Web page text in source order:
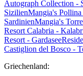
Autograph Collection -
SizilienMangia's
SardinienMangia's
Resort Calabria -
Resort - Gardasee
Castiglion del Bosco -
Griechenland: